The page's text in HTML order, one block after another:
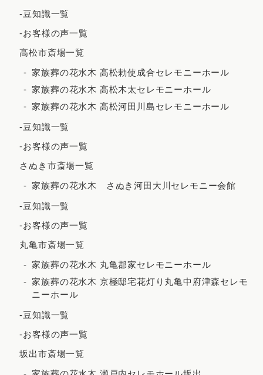
2022年4月
2022年3月
2022年2月
2021年12月
2021年11月
2021年10月
2021年5月
2021年4月
2021年3月
2021年2月
-豆知識一覧
-お客様の声一覧
高松市斎場一覧
家族葬の花水木 高松勅使成合セレモニーホール
家族葬の花水木 高松木太セレモニーホール
家族葬の花水木 高松河田川島セレモニーホール
-豆知識一覧
-お客様の声一覧
さぬき市斎場一覧
家族葬の花水木 さぬき河田大川セレモニー会館
-豆知識一覧
-お客様の声一覧
丸亀市斎場一覧
家族葬の花水木 丸亀郡家セレモニーホール
家族葬の花水木 京極邸宅花灯り丸亀中府津森セレモ
ニーホール
-豆知識一覧
-お客様の声一覧
坂出市斎場一覧